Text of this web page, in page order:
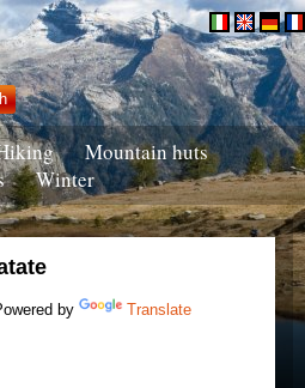
Mountain huts
Winter
by Translate